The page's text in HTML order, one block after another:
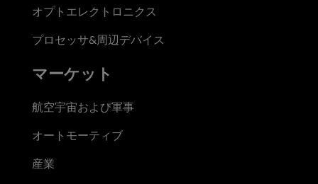
オプトエレクトロニクス
プロセッサ&周辺デバイス
マーケット
航空宇宙および軍事
オートモーティブ
産業